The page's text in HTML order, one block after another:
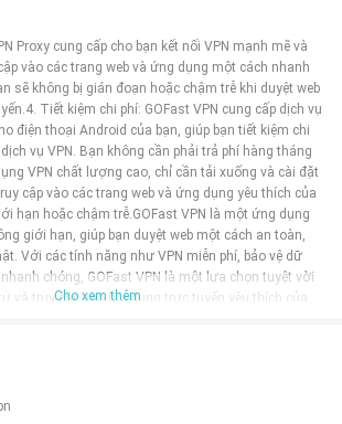
Proxy cung cấp cho bạn kết nối VPN mạnh mẽ và
vào các trang web và ứng dụng một cách nhanh
sẽ không bị gián đoạn hoặc chậm trễ khi duyệt web
Tiết kiệm chi phí: GOFast VPN cung cấp dịch vụ
điện thoại Android của bạn, giúp bạn tiết kiệm chi
vụ VPN. Bạn không cần phải trả phí hàng tháng
VPN chất lượng cao, chỉ cần tải xuống và cài đặt
cập vào các trang web và ứng dụng yêu thích của
hạn hoặc chậm trễ.GOFast VPN là một ứng dụng
giới hạn, giúp bạn duyệt web một cách an toàn,
Với các tính năng như VPN miễn phí, bảo vệ dữ
chóng, GOFast VPN là một lựa chọn tuyệt vời
và truy cập vào nội dung trực tuyến yêu thích của
GOFast VPN cung cấp máy chủ VPN nhanh và ổn
nối Internet của bạn. Bạn có thể trải nghiệm mạng
Cho xem thêm